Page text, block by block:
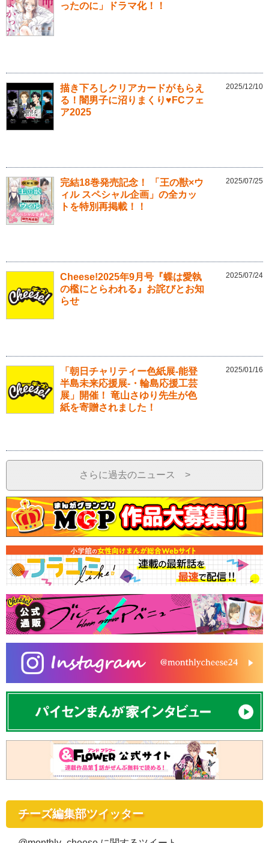
ったのに」ドラマ化！！
描き下ろしクリアカードがもらえ
る！闇男子に沼りまくり♥FCフェ
ア2025
2025/12/10
完結18巻発売記念！ 「王の獣×ウ
ィル スペシャル企画」の全カッ
トを特別再掲載！！
2025/07/25
Cheese!2025年9月号『蝶は愛執
の檻にとらわれる』お詫びとお知
らせ
2025/07/24
「朝日チャリティー色紙展-能登
半島未来応援展-・輪島応援工芸
展」開催！ 竜山さゆり先生が色
紙を寄贈されました！
2025/01/16
さらに過去のニュース >
チーズ編集部ツイッター